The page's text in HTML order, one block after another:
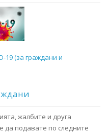
19 (за граждани и
жалбите и друга
да подавате по следните